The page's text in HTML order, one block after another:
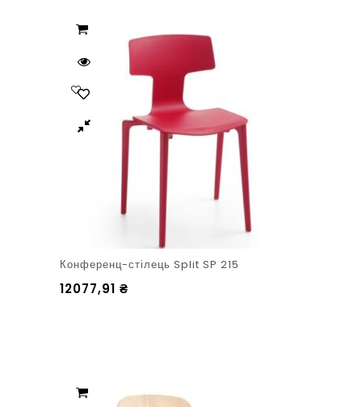
Конференц-стілець Split SP 215
12077,91 ₴